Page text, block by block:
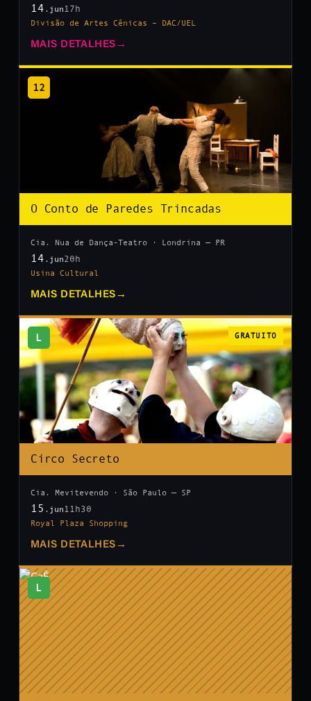
14 .jun 17h
Divisão de Artes Cênicas – DAC/UEL
MAIS DETALHES →
12
O Conto de Paredes Trincadas
Cia. Nua de Dança-Teatro · Londrina — PR
14 .jun20h
Usina Cultural
MAIS DETALHES →
L GRATUITO
Circo Secreto
Cia. Mevitevendo · São Paulo — SP
15 .jun 11h30
Royal Plaza Shopping
MAIS DETALHES →
L